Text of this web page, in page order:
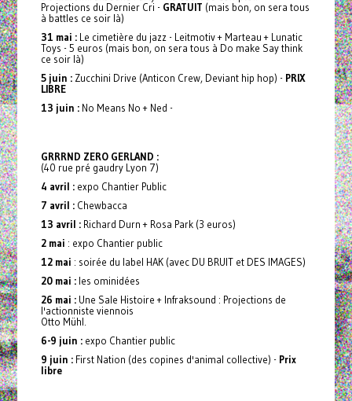
Projections du Dernier Cri - GRATUIT (mais bon, on sera tous
à battles ce soir là)
31 mai :Le cimetière du jazz - Leitmotiv + Marteau + Lunatic
Toys - 5 euros (mais bon, on sera tous à Do make Say think
ce soir là)
5 juin :Zucchini Drive (Anticon Crew, Deviant hip hop) - PRIX
LIBRE
13 juin : No Means No + Ned -
GRRRND ZERO GERLAND :
(40 rue pré gaudry Lyon 7)
4 avril :expo Chantier Public
7 avril :Chewbacca
13 avril :Richard Durn + Rosa Park (3 euros)
2 mai : expo Chantier public
12 mai : soirée du label HAK (avec DU BRUIT et DES IMAGES)
20 mai :les ominidées
26 mai :Une Sale Histoire + Infraksound : Projections de
l'actionniste viennois
Otto Mühl.
6-9 juin :expo Chantier public
9 juin :First Nation (des copines d'animal collective) - Prix
libre